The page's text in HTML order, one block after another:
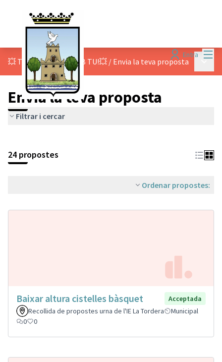
Entra
💥 TOT COMENÇA AMB TU!💥 / Envia la teva proposta
Envia la teva proposta
Filtrar i cercar
24 propostes
Ordenar propostes:
Baixar altura cistelles bàsquet
Acceptada
Recollida de propostes urna de l'IE La Tordera
Municipal
0
0